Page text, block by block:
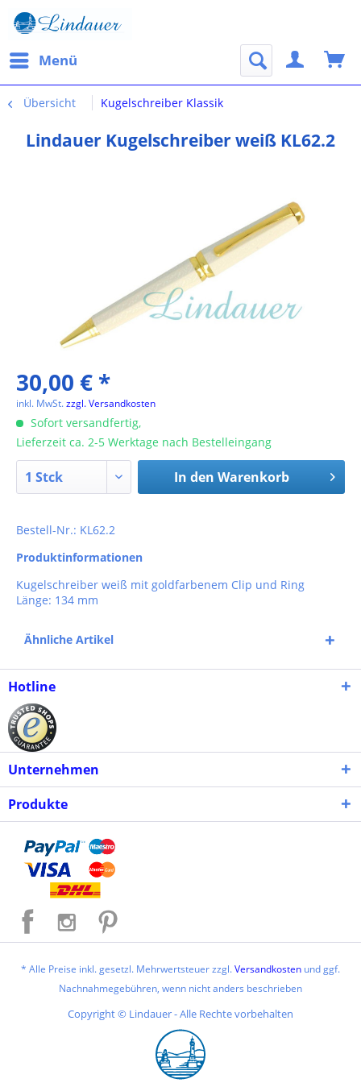
Menü
Übersicht Kugelschreiber Klassik
Lindauer Kugelschreiber weiß KL62.2
30,00 € *
inkl. MwSt.zzgl. Versandkosten
Sofort versandfertig,
Lieferzeit ca. 2-5 Werktage nach Bestelleingang
In den Warenkorb
Bestell-Nr.: KL62.2
Produktinformationen
Kugelschreiber weiß mit goldfarbenem Clip und Ring
Länge: 134 mm
Ähnliche Artikel
Hotline
Unternehmen
Produkte
* Alle Preise inkl. gesetzl. Mehrwertsteuer zzgl.Versandkosten und ggf.
Nachnahmegebühren, wenn nicht anders beschrieben
Copyright © Lindauer - Alle Rechte vorbehalten